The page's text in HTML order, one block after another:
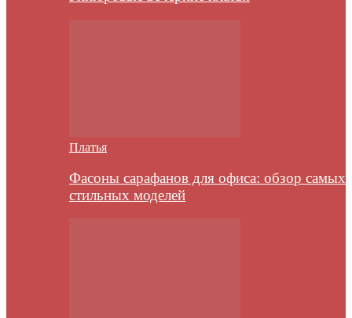
Платья
Фасоны сарафанов для офиса: обзор самых
стильных моделей